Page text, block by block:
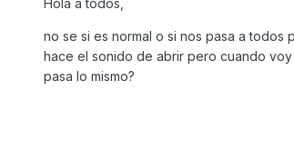
Hola a todos,
no se si es normal o si nos pasa a
hace el sonido de abrir pero cuando
pasa lo mismo?